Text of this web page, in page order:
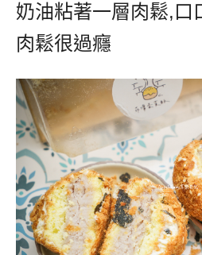
奶油粘著一層肉鬆,口
肉鬆很過癮